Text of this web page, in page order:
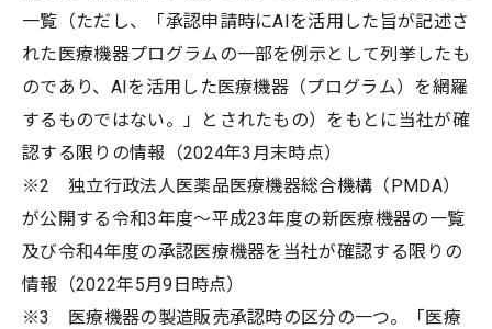
一覧（ただし、「承認申請時にAIを活用した旨が記述さ
れた医療機器プログラムの一部を例示として列挙したも
のであり、AIを活用した医療機器（プログラム）を網羅
するものではない。」とされたもの）をもとに当社が確
認する限りの情報（2024年3月末時点）
※2 独立行政法人医薬品医療機器総合機構（PMDA）
が公開する令和3年度～平成23年度の新医療機器の一覧
及び令和4年度の承認医療機器を当社が確認する限りの
情報（2022年5月9日時点）
※3 医療機器の製造販売承認時の区分の一つ。「医療